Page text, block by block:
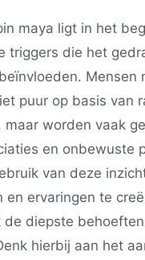
maya ligt in het
triggers die het
Mensen
puur op basis van
maar worden vaak
en onbewuste
van deze
en ervaringen te
de diepste
hierbij aan het